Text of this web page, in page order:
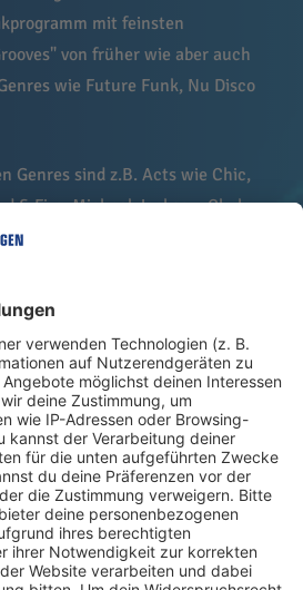
mit feinsten
von früher wie aber auch
wie Future Funk, Nu Disco
Genres sind z.B. Acts wie Chic,
& Fire, Michael Jackson, Chaka
A Tribe Called Quest, De La
Full Intention und aktuelle
großes Team aus der Radio-
regelmäßig Shows fürShake!FM
organisiert.
"Shake" geht etwas weiter
an den ehemaligen